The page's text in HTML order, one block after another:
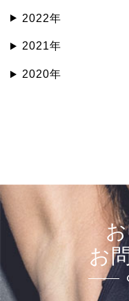
2022年
2021年
2020年
お